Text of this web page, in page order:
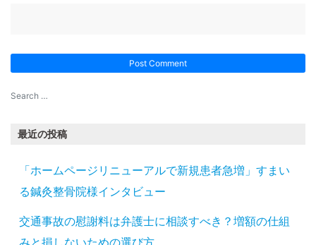
最近の投稿
「ホームページリニューアルで新規患者急増」すまい
る鍼灸整骨院様インタビュー
交通事故の慰謝料は弁護士に相談すべき？増額の仕組